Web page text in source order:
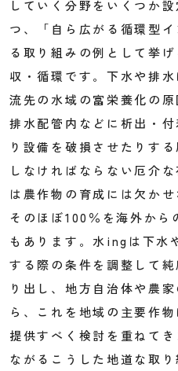
していく分野をいくつか
つ、「自ら広がる循環型
る取り組みの例として挙
収・循環です。下水や排
流先の水域の富栄養化の原
排水配管内などに析出・
り設備を破損させたりす
しなければならない厄介
は農作物の育成には欠か
そのほぼ100％を海外から
もあります。水ingは下水
する際の条件を調整して
り出し、地方自治体や農
ら、これを地域の主要作
提供すべく検討を重ねて
ながるこうした地道な取